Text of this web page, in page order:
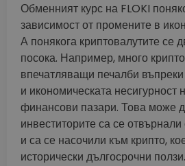
Обменният курс на FLOKI
зависимост от промените в
А понякога криптовалутите се
посока. Например, много
впечатляващи печалби
и икономическата
финансови пазари. Това може
инвеститорите са се
и са се насочили към крипто,
исторически дългосрочни ползи.